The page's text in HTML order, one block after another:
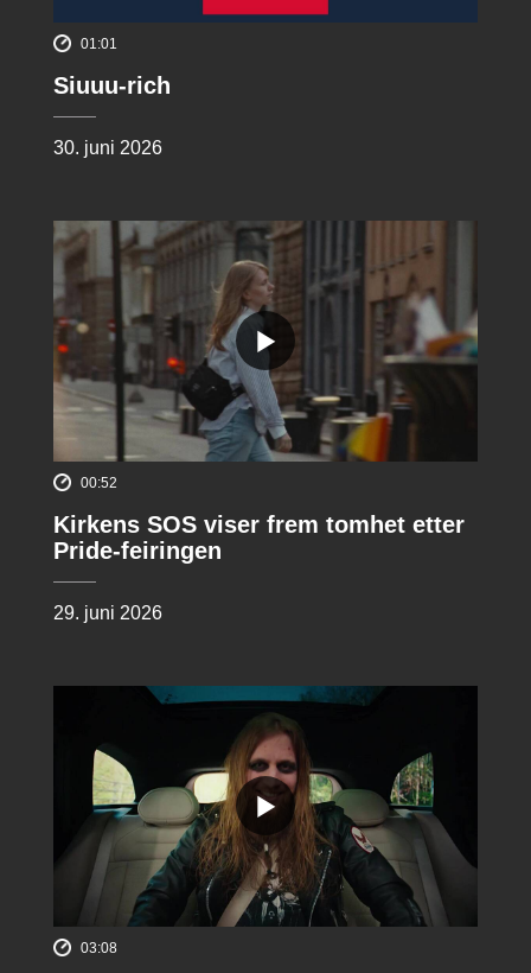
01:01
Siuuu-rich
30. juni 2026
00:52
Kirkens SOS viser frem tomhet etter
Pride-feiringen
29. juni 2026
03:08